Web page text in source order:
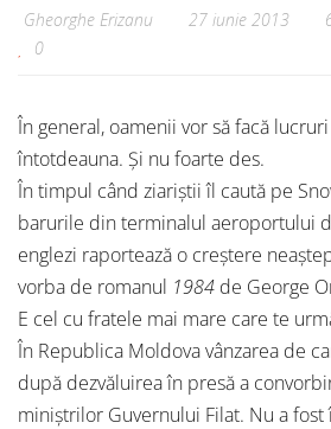
Gheorghe Erizanu 27 iunie 2013
0
În general, oamenii vor să facă
întotdeauna. Și nu foarte des.
În timpul când ziariștii îl caută pe
barurile din terminalul aeroportului
englezi raportează o creștere
vorba de romanul 1984 de George
E cel cu fratele mai mare care te
În Republica Moldova vânzarea de
după dezvăluirea în presă a
miniștrilor Guvernului Filat. Nu a